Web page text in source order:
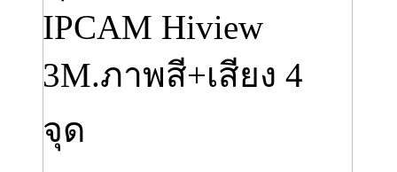
IPCAM Hiview
3M.ภาพสี+เสียง 4
จุด